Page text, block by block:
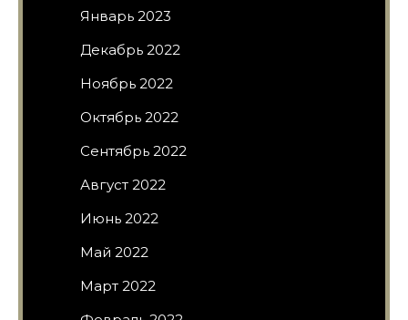
Январь 2023
Декабрь 2022
Ноябрь 2022
Октябрь 2022
Сентябрь 2022
Август 2022
Июнь 2022
Май 2022
Март 2022